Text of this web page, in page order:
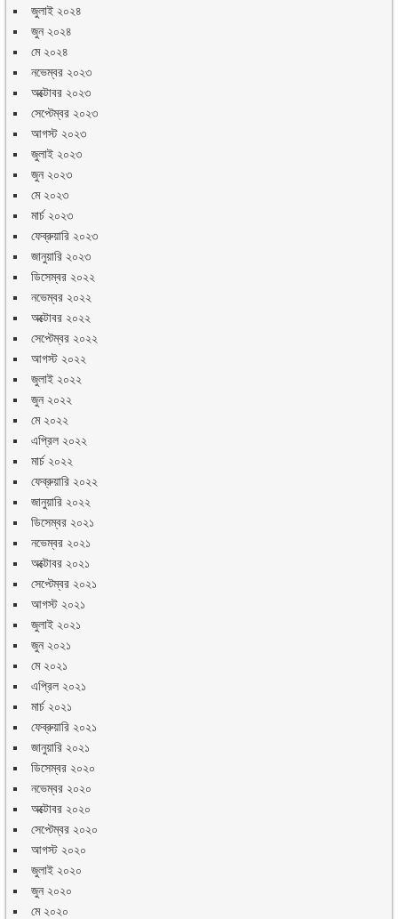
জুলাই ২০২৪
জুন ২০২৪
মে ২০২৪
নভেম্বর ২০২৩
অক্টোবর ২০২৩
সেপ্টেম্বর ২০২৩
আগস্ট ২০২৩
জুলাই ২০২৩
জুন ২০২৩
মে ২০২৩
মার্চ ২০২৩
ফেব্রুয়ারি ২০২৩
জানুয়ারি ২০২৩
ডিসেম্বর ২০২২
নভেম্বর ২০২২
অক্টোবর ২০২২
সেপ্টেম্বর ২০২২
আগস্ট ২০২২
জুলাই ২০২২
জুন ২০২২
মে ২০২২
এপ্রিল ২০২২
মার্চ ২০২২
ফেব্রুয়ারি ২০২২
জানুয়ারি ২০২২
ডিসেম্বর ২০২১
নভেম্বর ২০২১
অক্টোবর ২০২১
সেপ্টেম্বর ২০২১
আগস্ট ২০২১
জুলাই ২০২১
জুন ২০২১
মে ২০২১
এপ্রিল ২০২১
মার্চ ২০২১
ফেব্রুয়ারি ২০২১
জানুয়ারি ২০২১
ডিসেম্বর ২০২০
নভেম্বর ২০২০
অক্টোবর ২০২০
সেপ্টেম্বর ২০২০
আগস্ট ২০২০
জুলাই ২০২০
জুন ২০২০
মে ২০২০